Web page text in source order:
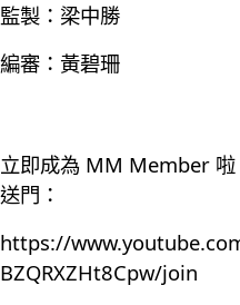
監製：梁中勝
編審：黃碧珊
立即成為 MM Member
送門：
https://
BZQRXZHt8Cpw/join